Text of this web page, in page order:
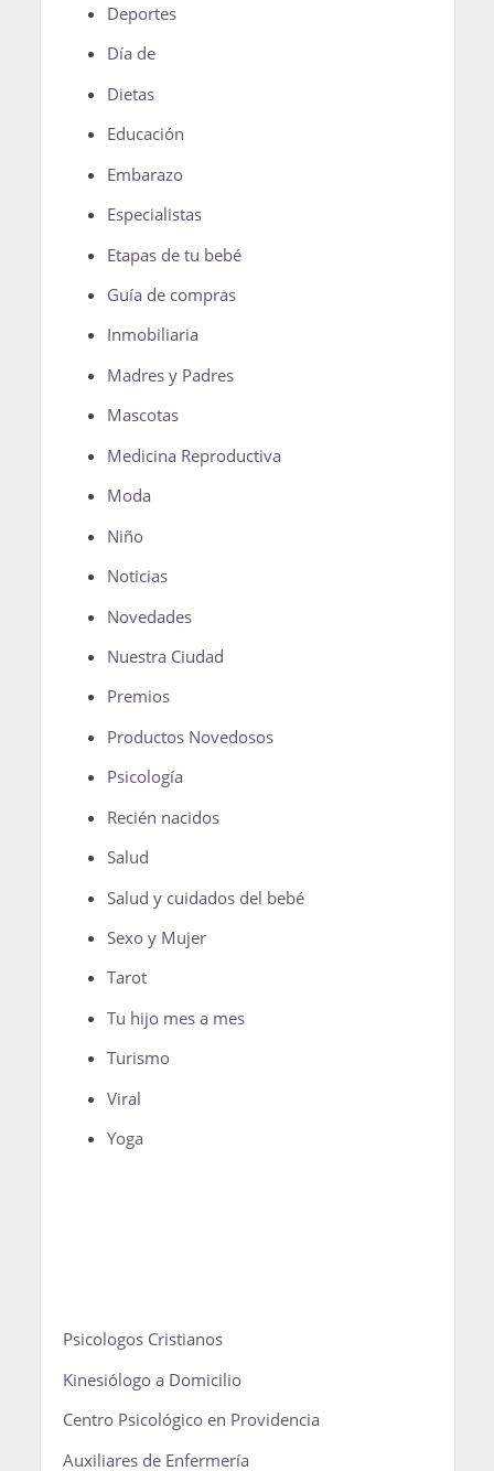
Deportes
Día de
Dietas
Educación
Embarazo
Especialistas
Etapas de tu bebé
Guía de compras
Inmobiliaria
Madres y Padres
Mascotas
Medicina Reproductiva
Moda
Niño
Noticias
Novedades
Nuestra Ciudad
Premios
Productos Novedosos
Psicología
Recién nacidos
Salud
Salud y cuidados del bebé
Sexo y Mujer
Tarot
Tu hijo mes a mes
Turismo
Viral
Yoga
Psicologos Cristianos
Kinesiólogo a Domicilio
Centro Psicológico en Providencia
Auxiliares de Enfermería